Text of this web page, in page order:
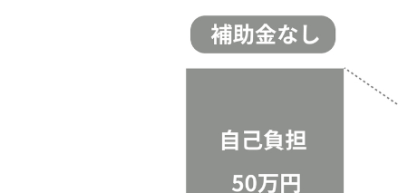
「エコ救 from おうちのアラート」の特
「エコ救 from おうちのアラート」の口
11/30までのスペシャルセール！